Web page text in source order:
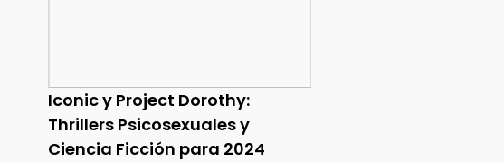
Iconic y Project Dorothy:
Thrillers Psicosexuales y
Ciencia Ficción para 2024